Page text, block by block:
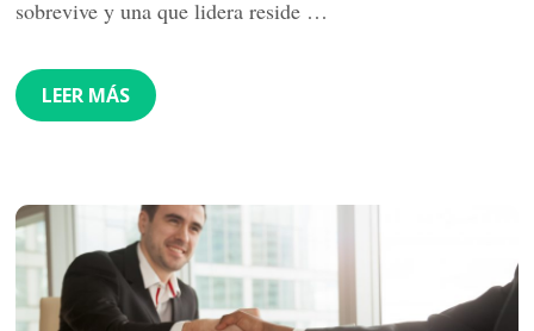
sobrevive y una que lidera reside …
LEER MÁS